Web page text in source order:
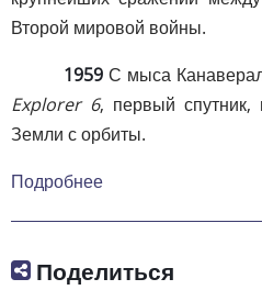
Второй мировой войны.
1959 С мыса
Explorer 6, первый спутник,
Земли с орбиты.
Подробнее
Поделиться